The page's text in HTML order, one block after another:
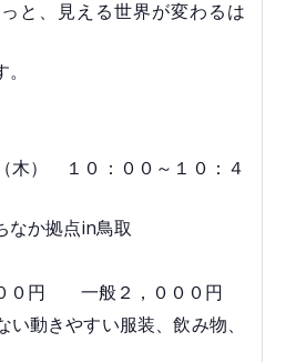
と、見える世界が変わるは
木） １０：００～１０：４
なか拠点in鳥取
０円 一般２，０００円
動きやすい服装、飲み物、